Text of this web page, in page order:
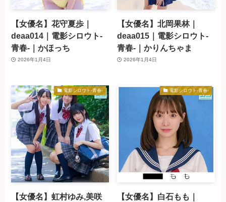
【女優名】花守夏歩｜
deaa014｜電影シロウト-
青春-｜かほっち
2026年1月4日
【女優名】北岡果林｜
deaa015｜電影シロウト-
青春-｜かりんちゃま
2026年1月4日
電影シロウト-青春-
【女優名】虹村ゆみ,美咲
電影シロウト-青春-
【女優名】白石もも｜